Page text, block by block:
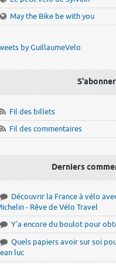
May the Bike be with you
by GuillaumeVelo
S'abonner
Fil des billets
Fil des commentaires
Derniers
Découvrir la France à vélo
- Rêve de Vélo Travel
Y'a encore du boulot pour
Quels papiers avoir sur soi
luc